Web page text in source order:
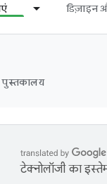
डिज़ाइन
पुस्तकालय
टेक्नोलॉजी का